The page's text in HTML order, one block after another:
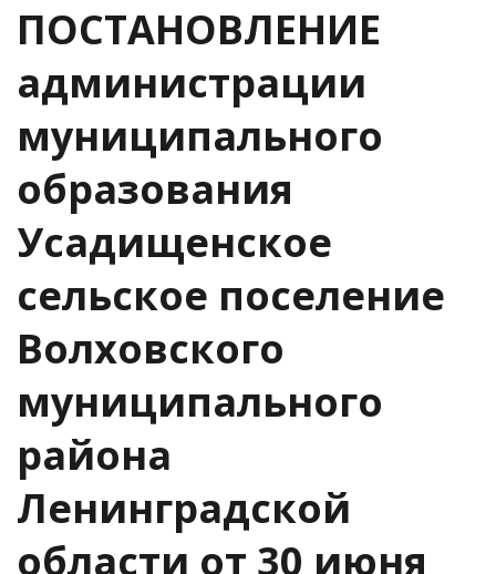
ПОСТАНОВЛЕНИЕ
администрации
муниципального
образования
Усадищенское
сельское поселение
Волховского
муниципального
района
Ленинградской
области от 30 июня